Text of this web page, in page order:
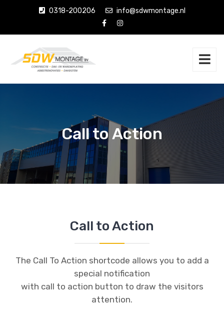
0318-200206 info@sdwmontage.nl
Call to Action
Call to Action
The Call To Action shortcode allows you to add a
special notification
with call to action button to draw the visitors
attention.